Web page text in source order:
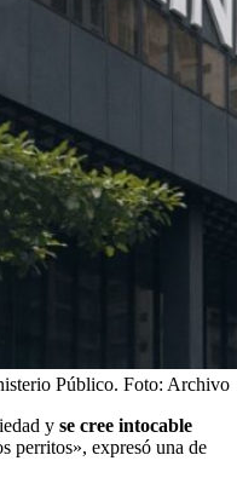
Público. Foto: Archivo
y se cree intocable
perritos», expresó una de